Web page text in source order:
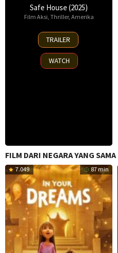
Safe House (2025)
Film Aksi, Thriller, Amerika
30
Oct
2025
TRAILER
WATCH
FILM DARI NEGARA YANG SAMA
7.049 87 min